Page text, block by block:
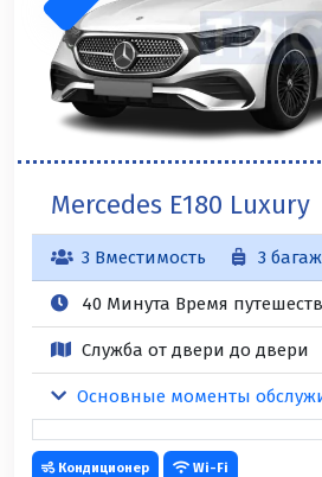
Mercedes E180 Luxury
3 Вместимость 3
40 Минута Время
Служба от двери до двери
Основные моменты
Кондиционер Wi-Fi